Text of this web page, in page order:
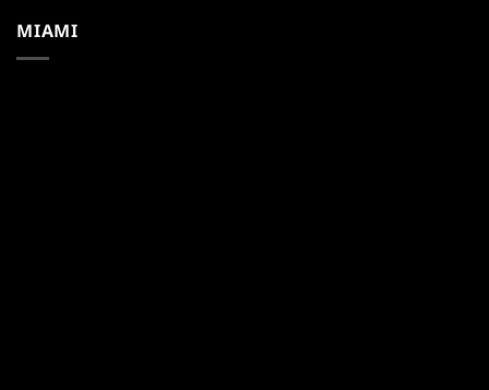
MIAMI